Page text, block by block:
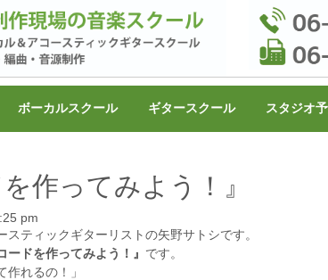
ボーカルスクール ギタースクール スタジオ
を作ってみよう！』
pm
スティックギターリストの矢野サトシです。
ードを作ってみよう！』 です。
作れるの！」